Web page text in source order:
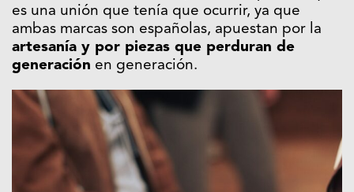
es una unión que tenía que ocurrir, ya que
ambas marcas son españolas, apuestan por la
artesanía y por piezas que perduran de
generación en generación.